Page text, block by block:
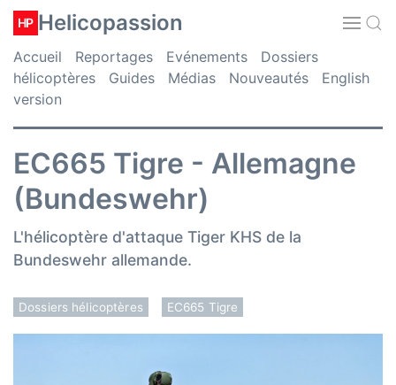
HP Helicopassion
Accueil Reportages Evénements
Dossiers
hélicoptères
Guides Médias Nouveautés
English
version
EC665 Tigre - Allemagne
(Bundeswehr)
L'hélicoptère d'attaque Tiger KHS de la
Bundeswehr allemande.
Dossiers hélicoptères EC665 Tigre